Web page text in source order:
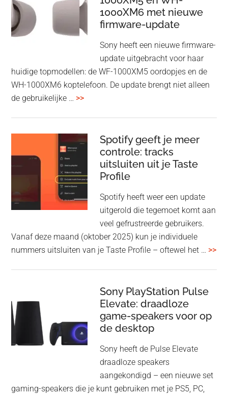
twist
1000XM6 met nieuwe
firmware-update
Sony heeft een nieuwe firmware-
update uitgebracht voor haar
huidige topmodellen: de WF-1000XM5 oordopjes en de
WH-1000XM6 koptelefoon. De update brengt niet alleen
de gebruikelijke … >>overSony
sharing
WF-
en
1000XM6
nieuwe
Spotify geeft je meer
controle: tracks
uitsluiten uit je Taste
Profile
Spotify heeft weer een update
uitgerold die tegemoet komt aan
veel gefrustreerde gebruikers.
Vanaf deze maand (oktober 2025) kun je individuele
nummers uitsluiten van je Taste Profile – oftewel het … >>
Sony PlayStation Pulse
Elevate: draadloze
game-speakers voor op
de desktop
Sony heeft de Pulse Elevate
draadloze speakers
aangekondigd – een nieuwe set
gaming-speakers die je kunt gebruiken met je PS5, PC,